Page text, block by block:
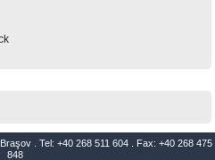
. Tel: +40 268 511 604 . Fax: +40 268 475
848